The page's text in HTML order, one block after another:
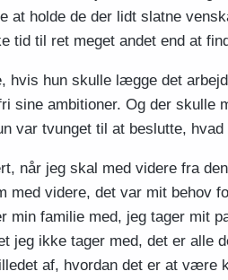
at holde de der lidt slatne
tid til ret meget andet end at
hvis hun skulle lægge det
sine ambitioner. Og der skulle
var tvunget til at beslutte,
når jeg skal med videre fra
med videre, det var mit behov
min familie med, jeg tager mit
jeg ikke tager med, det er alle
af, hvordan det er at være